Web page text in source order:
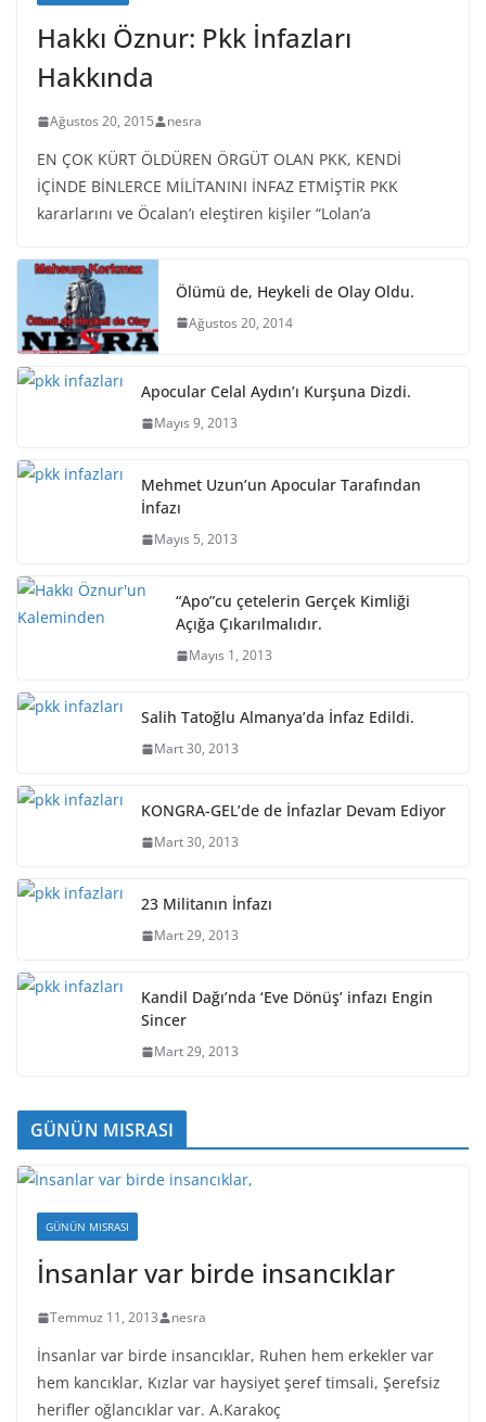
Hakkı Öznur: Pkk İnfazları
Hakkında
Ağustos 20, 2015 nesra
EN ÇOK KÜRT ÖLDÜREN ÖRGÜT OLAN PKK, KENDİ
İÇİNDE BİNLERCE MİLİTANINI İNFAZ ETMİŞTİR PKK
kararlarını ve Öcalan’ı eleştiren kişiler “Lolan’a
Ölümü de, Heykeli de Olay Oldu.
Ağustos 20, 2014
Apocular Celal Aydın’ı Kurşuna Dizdi.
Mayıs 9, 2013
Mehmet Uzun’un Apocular Tarafından
İnfazı
Mayıs 5, 2013
“Apo”cu çetelerin Gerçek Kimliği
Açığa Çıkarılmalıdır.
Mayıs 1, 2013
Salih Tatoğlu Almanya’da İnfaz Edildi.
Mart 30, 2013
KONGRA-GEL’de de İnfazlar Devam Ediyor
Mart 30, 2013
23 Militanın İnfazı
Mart 29, 2013
Kandil Dağı’nda ‘Eve Dönüş’ infazı Engin
Sincer
Mart 29, 2013
GÜNÜN MISRASI
GÜNÜN MISRASI
İnsanlar var birde insancıklar
Temmuz 11, 2013 nesra
İnsanlar var birde insancıklar, Ruhen hem erkekler var
hem kancıklar, Kızlar var haysiyet şeref timsali, Şerefsiz
herifler oğlancıklar var. A.Karakoç